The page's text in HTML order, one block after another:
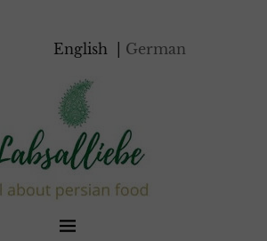
English German